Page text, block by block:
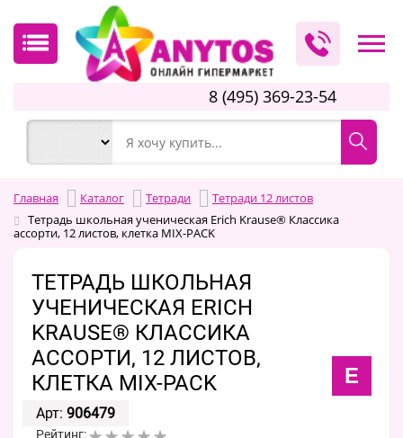
8 (495) 369-23-54
Главная Каталог Тетради
Тетради 12 листов
Тетрадь школьная ученическая Erich Krause® Классика
ассорти, 12 листов, клетка MIX-PACK
ТЕТРАДЬ ШКОЛЬНАЯ
УЧЕНИЧЕСКАЯ ERICH
KRAUSE® КЛАССИКА
АССОРТИ, 12 ЛИСТОВ,
КЛЕТКА MIX-PACK
E
Арт: 906479
Рейтинг: